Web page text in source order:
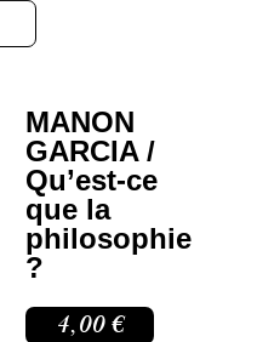
MANON
GARCIA /
Qu’est-ce
que la
philosophie
?
4,00 €